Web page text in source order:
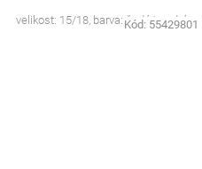
velikost: 15/18, barva: šedá/modrá
Kód: 55429801